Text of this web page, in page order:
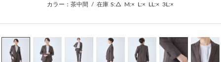
カラー：茶中間
/ 在庫 S:△ M:× L:× LL:× 3L:×